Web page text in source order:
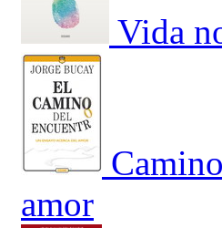
Vida
amor